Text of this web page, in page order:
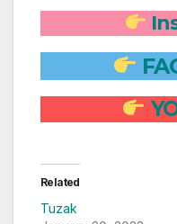
Related
Tuzak